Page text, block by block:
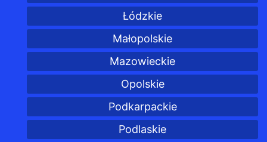
Łódzkie
Małopolskie
Mazowieckie
Opolskie
Podkarpackie
Podlaskie